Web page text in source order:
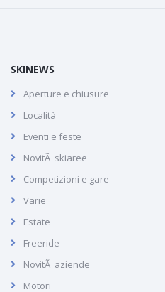
SKINEWS
Aperture e chiusure
Località
Eventi e feste
NovitÃ skiaree
Competizioni e gare
Varie
Estate
Freeride
NovitÃ aziende
Motori